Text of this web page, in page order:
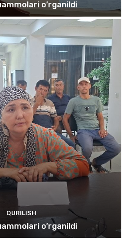
o’rganildi
QURILISH
o’rganildi